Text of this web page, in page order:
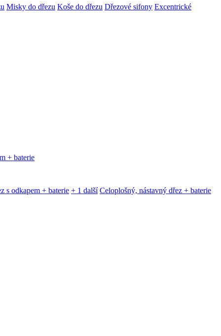
Misky do dřezu Koše do dřezu Dřezové sifony Excentrické
+ baterie
s odkapem + baterie + 1 další Celoplošný, nástavný dřez + baterie